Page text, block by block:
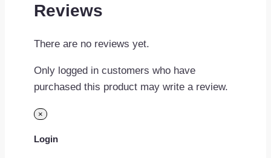
Reviews
There are no reviews yet.
Only logged in customers who have
purchased this product may write a review.
×
Login